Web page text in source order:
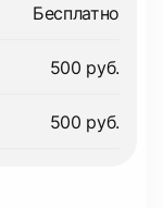
Бесплатно
500 руб.
500 руб.